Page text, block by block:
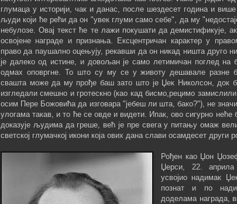
глумаца у историји, чак и данас, после шездесет година и
људи који ће рећи да он "увек глуми само себе", да му
небулозе. Овај текст ће те лажи покушати да демистификује,
освојене награде и признања. Ексцентричан карактер у
право да паушално оцењују, рекавши да он никад ништа друго
је далеко од истине, и довољан је само летимичан поглед на
одмах оповргне. То што су му се у животу дешавале разне
свашта може да му прође баш зато што је Џек Николсон, док
изгледали смешно и гротескно (као кад бисмо,рецимо
осим Пере Божовића да изговара "јебеш ли шта, бако?"), не
улогама такав, и то ће се овде и видети. Ипак, ово сигурно неће
доказује људима да греше, већ је пре свега у питању омаж
светској глумачкој икони која ових дана слави осамдесет други
Рођен као Џон
Џерси, 22.
усвојио надимак
познат и по
доделама награда,